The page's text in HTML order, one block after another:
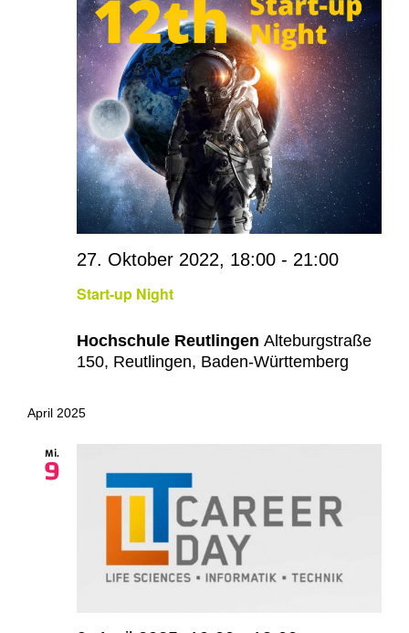
Start-up Night
27. Oktober 2022, 18:00 - 21:00
Hochschule Reutlingen Alteburgstraße
150, Reutlingen, Baden-Württemberg
April 2025
Mi.
9